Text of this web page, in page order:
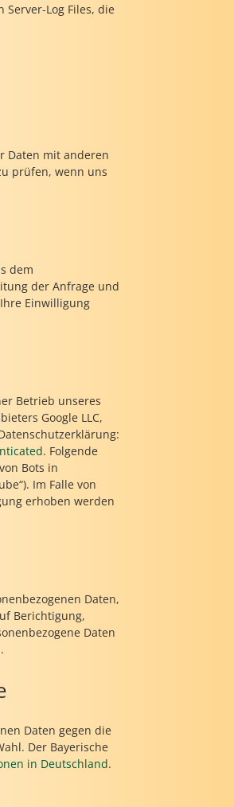
Log Files, die
Daten mit anderen
prüfen, wenn uns
dem
der Anfrage und
Einwilligung
Betrieb unseres
Google LLC,
. Folgende
Bots in
Im Falle von
erhoben werden
Daten,
Berichtigung,
Daten
Daten gegen die
Der Bayerische
in Deutschland.